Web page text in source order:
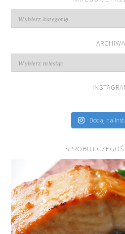
przepisów
ARCHIWA
Dodaj na
SPRÓBUJ